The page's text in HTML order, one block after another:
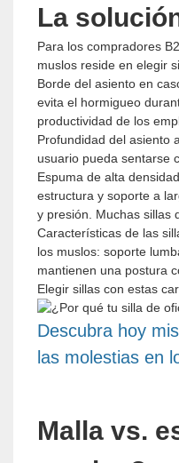
La
Para los compradores
muslos reside en elegir
Borde del asiento en
evita el hormigueo
productividad de los
Profundidad del asiento
usuario pueda sentarse
Espuma de alta
estructura y soporte a
y presión. Muchas sillas
Características de las
los muslos: soporte
mantienen una postura
Elegir sillas con estas
Descubra hoy
las molestias en
Malla vs.